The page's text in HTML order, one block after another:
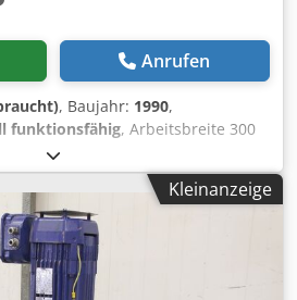
Anrufen
, Baujahr: 1990,
funktionsfähig, Arbeitsbreite 300
Vorschubgeschwindigkeit 200
50 mm Spindelanordnung: 1.
22 kW 3. rechts – 18,5 kW 4. links –
6. links – 22 kW 7. oben – 22 kW
8. unten – 22 kW 9. oben – 22
unten – 22 kW Kauf mit Zuführer
netto
Kleinanzeige